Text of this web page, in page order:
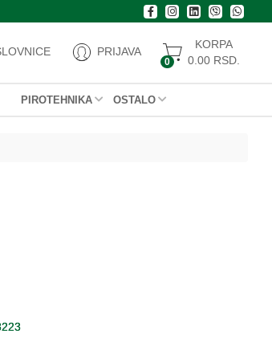
PRIJAVA
0
KORPA
0.00 RSD.
PIROTEHNIKA OSTALO